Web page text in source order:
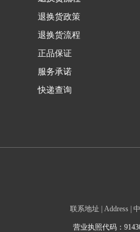
退换货政策
退换货流程
正品保证
服务承诺
快递查询
联系地址 | Address |
营业执照代码：